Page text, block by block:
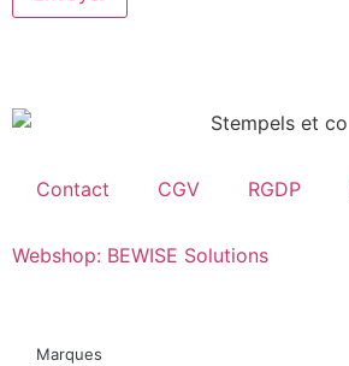
Contact CGV RGDP
Webshop: BEWISE Solutions
Marques